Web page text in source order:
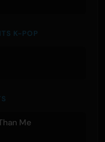
K-POP
Me